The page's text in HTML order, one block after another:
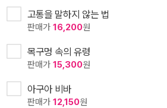
고통을 말하지 않는 법
판매가 16,200원
목구멍 속의 유령
판매가 15,300원
아구아 비바
판매가 12,150원